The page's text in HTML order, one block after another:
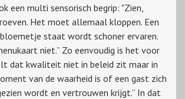
een multi sensorisch begrip: "Zien,
Het moet allemaal kloppen. Een
staat wordt schoner ervaren.
niet.” Zo eenvoudig is het voor
dat kwaliteit niet in beleid zit maar in
van de waarheid is of een gast zich
wordt en vertrouwen krijgt.” In dat